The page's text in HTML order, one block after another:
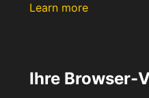
Learn more
Ihre Browser-